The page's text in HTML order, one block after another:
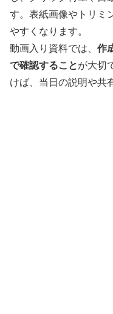
す。表紙画像やトリミ
やすくなります。
動画入り資料では、 作
で確認することが大切
けば、当日の説明や共